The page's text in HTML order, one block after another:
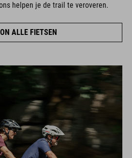
helpen je de trail te veroveren.
ALLE FIETSEN